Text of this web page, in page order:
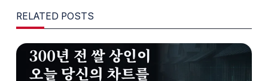
TEXT">PAGE</SPAN>
RELATED POSTS